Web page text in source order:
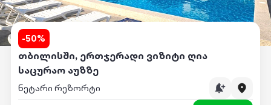
-50%
თბილისში, ერთჯერადი ვიზიტი ღია
საცურაო აუზზე
ნეტარი რეზორტი